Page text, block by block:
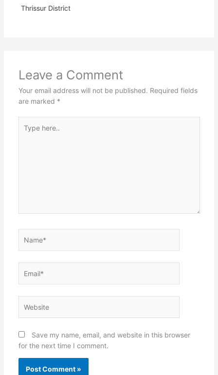
Thrissur District
Leave a Comment
Your email address will not be published. Required fields
are marked *
here..
Save my name, email, and website in this browser
for the next time I comment.